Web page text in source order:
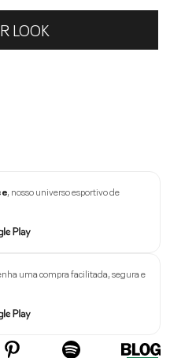
LOOK
, nosso universo esportivo de
uma compra facilitada, segura e